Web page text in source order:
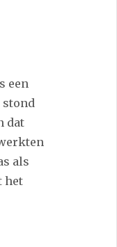
een
stond
dat
als
het